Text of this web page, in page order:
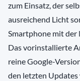
zum Einsatz, der
ausreichend Licht
Smartphone mit
Das vorinstallierte
reine Google-
den letzten Updates